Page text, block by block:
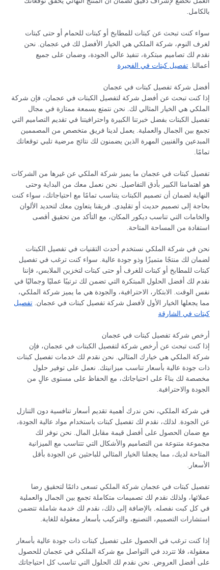
بالكامل.
سواء كنت تبحث عن كبتات للمطابخ أو كبتات للحمام أو حتى كبتات
لغرف النوم، شركة الملكي هي الخيار الأفضل لك في عجمان. نحن
نقدم لك تصاميم مبتكرة، تنفيذ عالي الجودة، وضمان على جميع
أعمالنا.تفصيل كبتات في الفجيرة
أفضل شركة تفصيل كبتات في عجمان
إذا كنت تبحث عن أفضل شركة لتفصيل الكبتات في عجمان، فإن شركة
الملكي هي الخيار المثالي لك. نحن نتمتع بسمعة ممتازة في مجال
تفصيل الكبتات بفضل خبرتنا الكبيرة واحترافيتنا في تقديم التصاميم التي
تجمع بين الجمال والعملية. يعمل لدينا فريق متخصص من المصممين
المبدعين والفنيين المهرة الذين يضمنون لك نتائج مرضية تلبي توقعاتك
تمامًا.
تفصيل كبتات في عجمان ما يميز شركة الملكي عن غيرها من الشركات
هو اهتمامنا الكبير بأدق التفاصيل. نحن نعمل معك من البداية وحتى
النهاية لضمان أن تصميم الكبتات يتناسب تمامًا مع احتياجاتك، سواء كنت
بحاجة إلى تصميم حديث أو تقليدي. فريقنا يتعاون معك لتحديد الألوان
والخامات التي تناسب ديكور المكان، مع التأكد من تحقيق أقصى
استفادة من المساحة المتاحة.
نحن في شركة الملكي نستخدم أحدث التقنيات في تفصيل الكبتات
لضمان لك منتجًا متميزًا وذو جودة عالية. سواء كنت ترغب في تفصيل
كبتات للمطابخ أو كبتات للغرف أو حتى كبتات لتخزين الملابس، فإننا
نقدم لك أفضل الحلول المبتكرة التي تضمن لك ترتيبًا عمليًا وجماليًا في
نفس الوقت. الابتكار، الاحترافية، والجودة هي ما يميز شركة الملكي،
مما يجعلها الخيار الأول لأفضل شركة تفصيل كبتات في عجمان.تفصيل
كبتات في الشارقة
أرخص شركة تفصيل كبتات في عجمان
إذا كنت تبحث عن أرخص شركة لتفصيل الكبتات في عجمان، فإن
شركة الملكي هي خيارك المثالي. نحن نقدم لك خدمات تفصيل كبتات
ذات جودة عالية بأسعار تناسب ميزانيتك. نعمل على توفير حلول
مخصصة لك بناءً على احتياجاتك، مع الحفاظ على مستوى عالٍ من
الجودة والاحترافية.
في شركة الملكي، نحن ندرك أهمية تقديم أسعار تنافسية دون التنازل
عن الجودة. لذلك، نقدم لك تفصيل كبتات باستخدام مواد عالية الجودة،
مع ضمان الحصول على أفضل قيمة مقابل المال. نحن نوفر لك
مجموعة متنوعة من التصاميم والأشكال التي تتناسب مع الميزانية
المتاحة لديك، مما يجعلنا الخيار المثالي للباحثين عن الجودة بأقل
الأسعار.
تفصيل كبتات في عجمان شركة الملكي تسعى دائمًا لتحقيق رضا
عملائها، ولذلك نقدم لك تصميمات متكاملة تجمع بين الجمال والعملية
في كل كبت نفصله. بالإضافة إلى ذلك، نقدم لك خدمة شاملة تتضمن
استشارات التصميم، التصنيع، والتركيب بأسعار معقولة للغاية.
إذا كنت ترغب في الحصول على تفصيل كبتات ذات جودة عالية بأسعار
معقولة، فلا تتردد في التواصل مع شركة الملكي في عجمان للحصول
على أفضل العروض. نحن نقدم لك الحلول التي تناسب كل احتياجاتك